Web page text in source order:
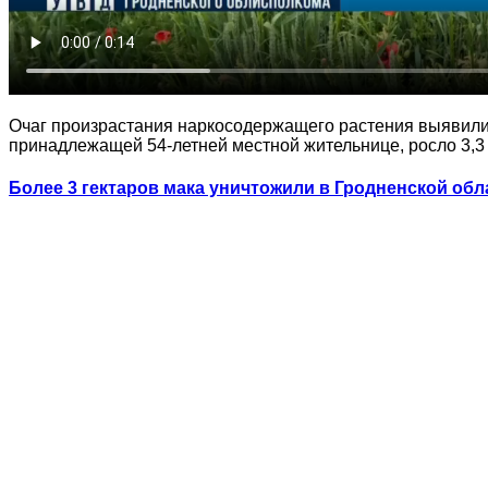
Очаг произрастания наркосодержащего растения
принадлежащей 54-летней местной жительнице, росло 3,3
Более 3 гектаров мака уничтожили в Гродненской